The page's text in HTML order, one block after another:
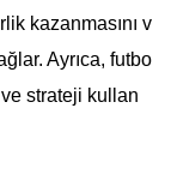
kazanmasını v
Ayrıca, futbo
strateji kullan